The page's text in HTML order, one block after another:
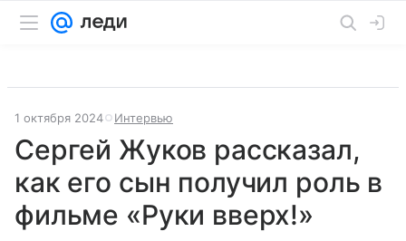
1 октября 2024 Интервью
Сергей Жуков рассказал,
как его сын получил роль в
фильме «Руки вверх!»